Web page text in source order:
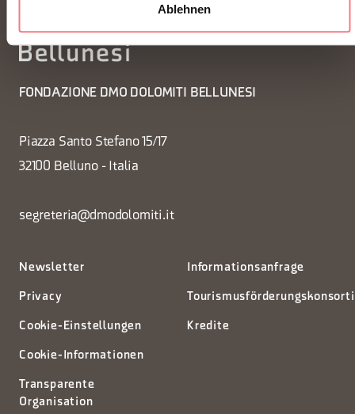
Ablehnen
FONDAZIONE DMO DOLOMITI BELLUNESI
Piazza Santo Stefano 15/17
32100 Belluno - Italia
segreteria@dmodolomiti.it
Newsletter
Privacy
Cookie-Einstellungen
Cookie-Informationen
Transparente
Organisation
Informationsanfrage
Kredite